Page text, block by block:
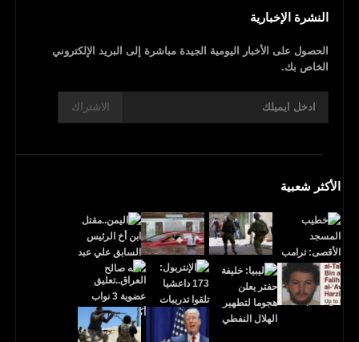
النشرة الإخبارية
الحصول على الأخبار اليومية الجيدة مباشرة إلى البريد الإلكتروني
الخاص بك.
الاشتراك
الأكثر شعبية